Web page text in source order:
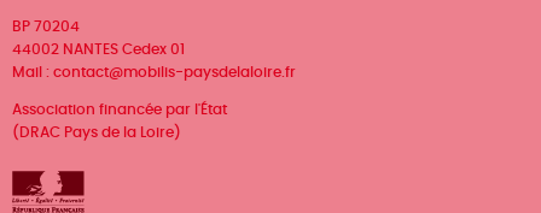
BP 70204
44002 NANTES Cedex 01
Mail : contact@mobilis-paysdelaloire.fr
Association financée par l'État
(DRAC Pays de la Loire)